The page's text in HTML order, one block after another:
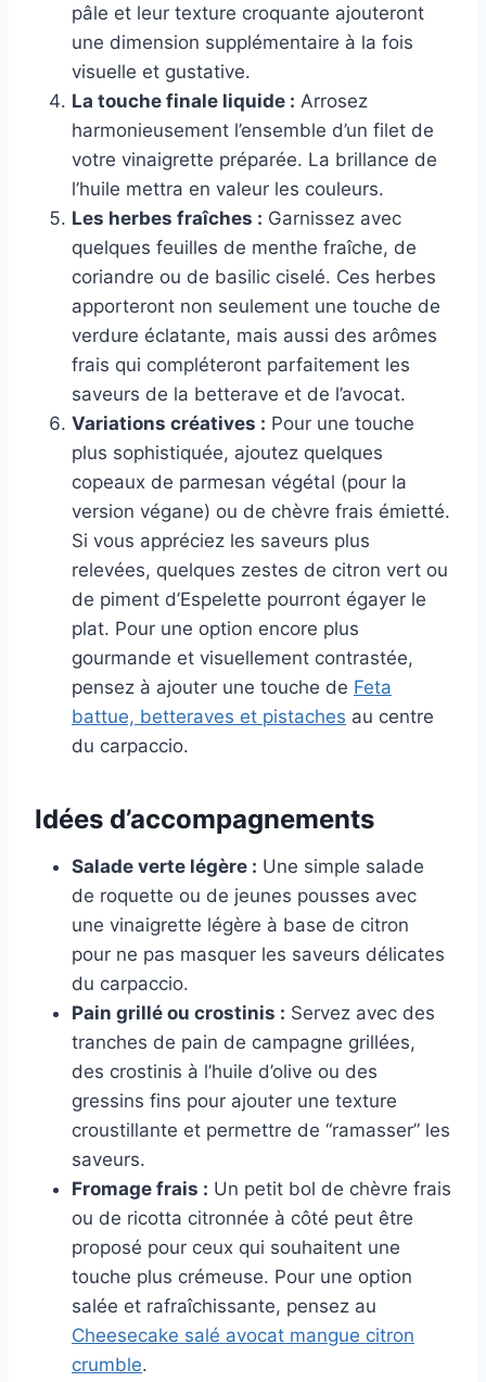
pâle et leur texture croquante ajouteront
une dimension supplémentaire à la fois
visuelle et gustative.
La touche finale liquide : Arrosez
harmonieusement l’ensemble d’un filet de
votre vinaigrette préparée. La brillance de
l’huile mettra en valeur les couleurs.
Les herbes fraîches : Garnissez avec
quelques feuilles de menthe fraîche, de
coriandre ou de basilic ciselé. Ces herbes
apporteront non seulement une touche de
verdure éclatante, mais aussi des arômes
frais qui compléteront parfaitement les
saveurs de la betterave et de l’avocat.
Variations créatives : Pour une touche
plus sophistiquée, ajoutez quelques
copeaux de parmesan végétal (pour la
version végane) ou de chèvre frais émietté.
Si vous appréciez les saveurs plus
relevées, quelques zestes de citron vert ou
de piment d’Espelette pourront égayer le
plat. Pour une option encore plus
gourmande et visuellement contrastée,
pensez à ajouter une touche de Feta
battue, betteraves et pistaches au centre
du carpaccio.
Idées d’accompagnements
Salade verte légère : Une simple salade
de roquette ou de jeunes pousses avec
une vinaigrette légère à base de citron
pour ne pas masquer les saveurs délicates
du carpaccio.
Pain grillé ou crostinis : Servez avec des
tranches de pain de campagne grillées,
des crostinis à l’huile d’olive ou des
gressins fins pour ajouter une texture
croustillante et permettre de “ramasser” les
saveurs.
Fromage frais : Un petit bol de chèvre frais
ou de ricotta citronnée à côté peut être
proposé pour ceux qui souhaitent une
touche plus crémeuse. Pour une option
salée et rafraîchissante, pensez au
Cheesecake salé avocat mangue citron
crumble.